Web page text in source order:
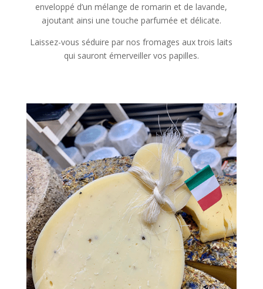
enveloppé d’un mélange de romarin et de lavande,
ajoutant ainsi une touche parfumée et délicate.
Laissez-vous séduire par nos fromages aux trois laits
qui sauront émerveiller vos papilles.